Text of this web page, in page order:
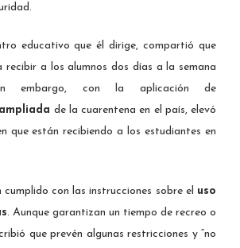
educativo que él dirige, compartió que
recibir a los alumnos dos días a la semana
embargo, con la aplicación de
de la cuarentena en el país, elevó
que están recibiendo a los estudiantes en
cumplido con las instrucciones sobre el uso
. Aunque garantizan un tiempo de recreo o
que prevén algunas restricciones y “no